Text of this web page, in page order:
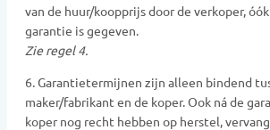
van de huur/koopprijs door de verkoper,
garantie is gegeven.
Zie regel 4.
6. Garantietermijnen zijn alleen bindend
maker/fabrikant en de koper. Ook ná de
koper nog recht hebben op herstel,